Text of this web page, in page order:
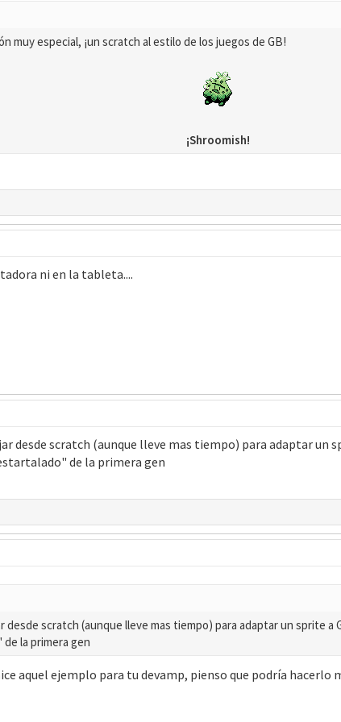
muy especial, ¡un scratch al estilo de los juegos de GB!
¡Shroomish!
ni en la tableta....
desde scratch (aunque lleve mas tiempo) para adaptar un
de la primera gen
scratch (aunque lleve mas tiempo) para adaptar un sprite a
la primera gen
aquel ejemplo para tu devamp, pienso que podría